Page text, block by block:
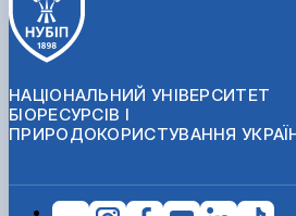
НАЦІОНАЛЬНИЙ УНІВЕРСИТЕТ
БІОРЕСУРСІВ І
ПРИРОДОКОРИСТУВАННЯ